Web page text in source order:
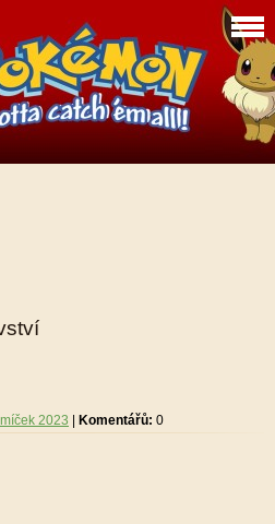
2023 Komentářů: 0